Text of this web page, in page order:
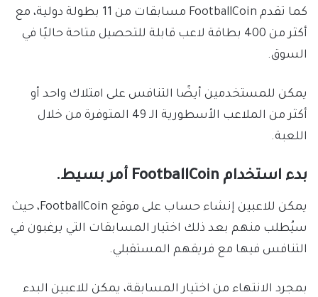
كما تقدم FootballCoin مسابقات من 11 بطولة دولية، مع
أكثر من 400 بطاقة لاعب قابلة للتحصيل متاحة حاليًا في
السوق.
يمكن للمستخدمين أيضًا التنافس على امتلاك واحد أو
أكثر من الملاعب الأسطورية الـ 49 المتوفرة من خلال
اللعبة.
بدء استخدام FootballCoin أمر بسيط.
يمكن للاعبين إنشاء حساب على موقع FootballCoin، حيث
سيُطلب منهم بعد ذلك اختيار المسابقات التي يرغبون في
التنافس فيها مع فريقهم المستقبلي.
بمجرد الانتهاء من اختيار المسابقة، يمكن للاعبين البدء